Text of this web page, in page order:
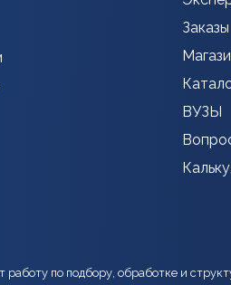
Заказы
ВУЗЫ
по подбору, обработке и